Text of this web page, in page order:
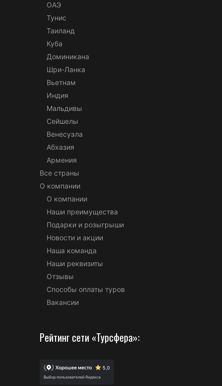
ОАЭ
Тунис
Таиланд
Куба
Доминикана
Шри-Ланка
Вьетнам
Индия
Мальдивы
Сейшелы
Венесуэла
Абхазия
Армения
Все страны
О компании
О компании
Наши преимущества
Подарки и розыгрыши
Новости и акции
Наша команда
Наши реквизиты
Отзывы
Способы оплаты туров
Вакансии
Рейтинг сети «Турсфера»: